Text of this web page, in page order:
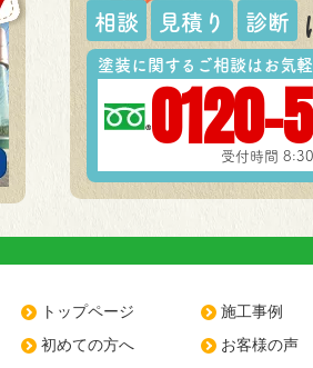
相談 見積り 診断
塗装に関するご相談はお気
0120-
受付時間
トップページ
初めての方へ
施工事例
お客様の声